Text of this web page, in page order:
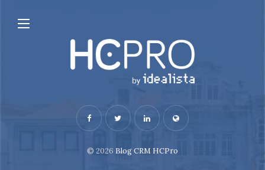
© 2026 Blog CRM HCPro